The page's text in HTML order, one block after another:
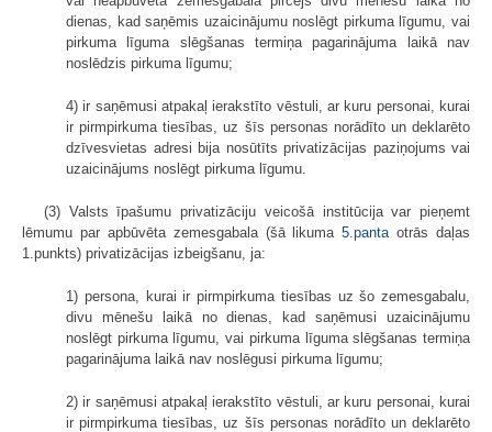
dienas, kad saņēmis uzaicinājumu noslēgt pirkuma līgumu, vai
pirkuma līguma slēgšanas termiņa pagarinājuma laikā nav
noslēdzis pirkuma līgumu;
4) ir saņēmusi atpakaļ ierakstīto vēstuli, ar kuru personai, kurai
ir pirmpirkuma tiesības, uz šīs personas norādīto un deklarēto
dzīvesvietas adresi bija nosūtīts privatizācijas paziņojums vai
uzaicinājums noslēgt pirkuma līgumu.
(3) Valsts īpašumu privatizāciju veicošā institūcija var pieņemt
lēmumu par apbūvēta zemesgabala (šā likuma5.panta otrās daļas
1.punkts) privatizācijas izbeigšanu, ja:
1) persona, kurai ir pirmpirkuma tiesības uz šo zemesgabalu,
divu mēnešu laikā no dienas, kad saņēmusi uzaicinājumu
noslēgt pirkuma līgumu, vai pirkuma līguma slēgšanas termiņa
pagarinājuma laikā nav noslēgusi pirkuma līgumu;
2) ir saņēmusi atpakaļ ierakstīto vēstuli, ar kuru personai, kurai
ir pirmpirkuma tiesības, uz šīs personas norādīto un deklarēto